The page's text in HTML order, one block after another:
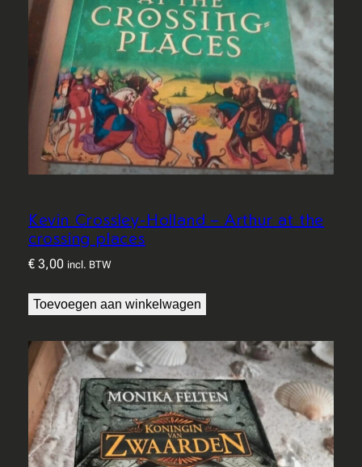
Kevin Crossley-Holland – Arthur at the
crossing places
€3,00 incl. BTW
Toevoegen aan winkelwagen